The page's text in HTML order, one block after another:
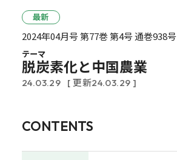
最新
2024年04月号 第77巻 第4号 通巻938号
テーマ
脱炭素化と中国農業
24.03.29 [ 更新24.03.29 ]
CONTENTS